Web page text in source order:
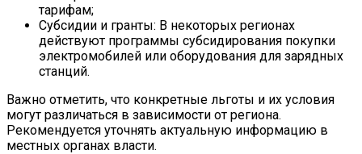
тарифам;
Субсидии и гранты: В некоторых регионах
действуют программы субсидирования покупки
электромобилей или оборудования для зарядных
станций.
Важно отметить, что конкретные льготы и их условия
могут различаться в зависимости от региона.
Рекомендуется уточнять актуальную информацию в
местных органах власти.